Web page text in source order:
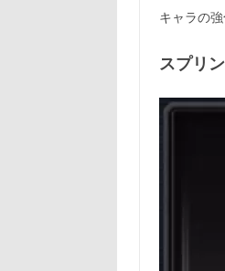
キャラの
スプリ